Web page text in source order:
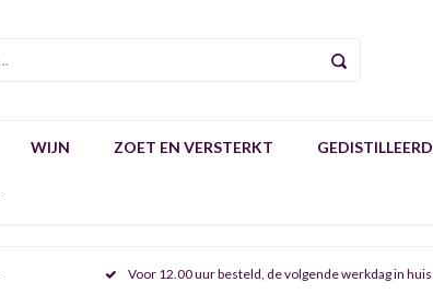
WIJN ZOET EN VERSTERKT GEDISTILLEERD
Voor 12.00 uur besteld, de volgende werkdag in huis